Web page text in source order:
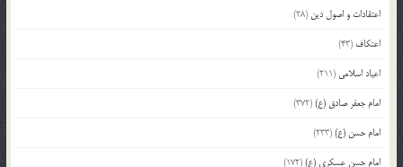
اعتقادات و اصول دین (28)
اعتکاف (43)
اعیاد اسلامی (211)
امام جعفر صادق (ع)(372)
امام حسن (ع)(233)
امام حسن عسکری (ع)(172)